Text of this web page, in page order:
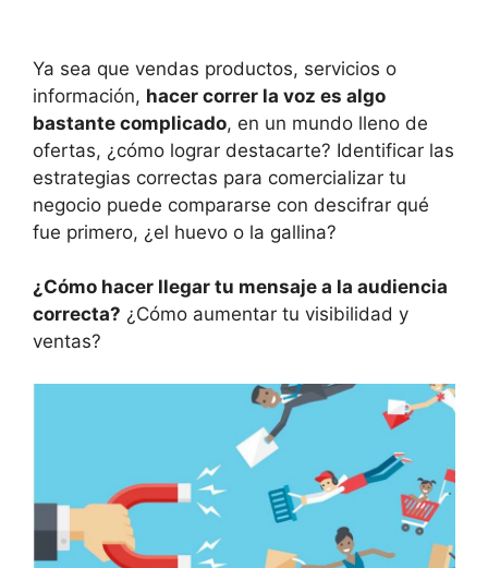
Ya sea que vendas productos, servicios o
información, hacer correr la voz es algo
bastante complicado, en un mundo lleno de
ofertas, ¿cómo lograr destacarte? Identificar las
estrategias correctas para comercializar tu
negocio puede compararse con descifrar qué
fue primero, ¿el huevo o la gallina?
¿Cómo hacer llegar tu mensaje a la audiencia
correcta? ¿Cómo aumentar tu visibilidad y
ventas?